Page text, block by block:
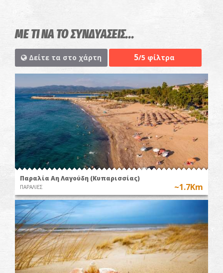
ΜΕ ΤΙ ΝΑ ΤΟ ΣΥΝΔΥΑΣΕΙΣ...
Δείτε τα στο χάρτη 5/5 φίλτρα
Παραλία Αη Λαγούδη (Κυπαρισσίας)
ΠΑΡΑΛΙΕΣ ~1.7Km